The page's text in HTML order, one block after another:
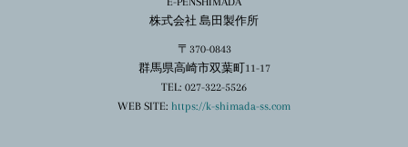
株式会社 島田製作所
〒370-0843
群馬県高崎市双葉町11-17
TEL: 027-322-5526
WEB SITE: https://k-shimada-ss.com